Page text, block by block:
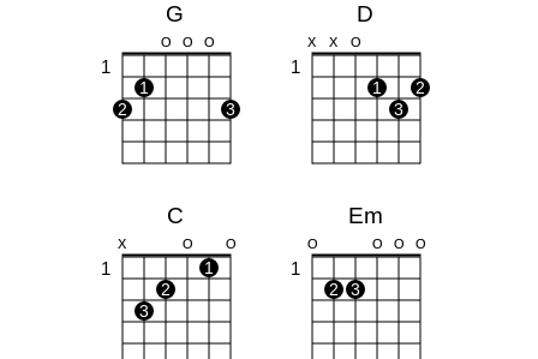
G
O O O
1
1
2
3
D
X X O
1
1
2
3
C
X O O
1
1
2
3
Em
O O O O
1
2 3